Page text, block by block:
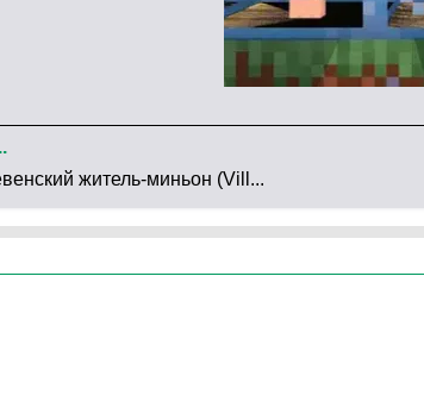
зубастый персонаж имеет крепкую
женская особь может впадать в анабиоз и
житель-миньон (Vill...